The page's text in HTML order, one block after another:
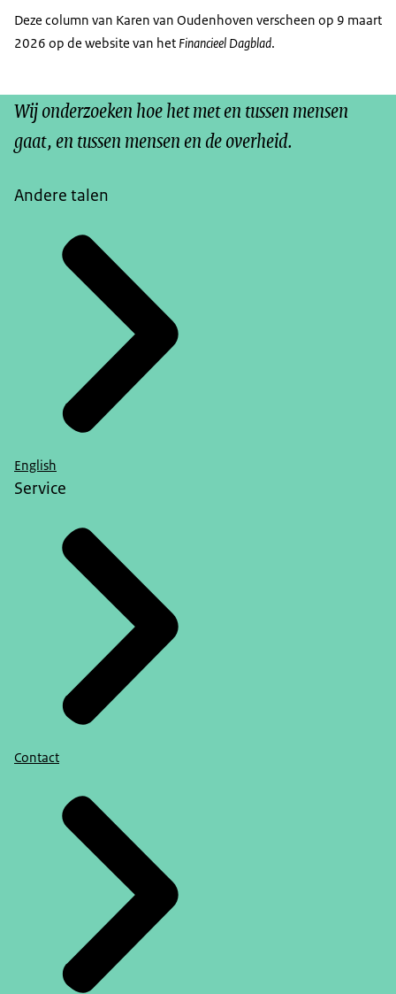
Deze column van Karen van Oudenhoven verscheen op 9 maart
2026 op de website van het Financieel Dagblad.
Wij onderzoeken hoe het met en tussen mensen
gaat, en tussen mensen en de overheid.
Andere talen
English
Service
Contact